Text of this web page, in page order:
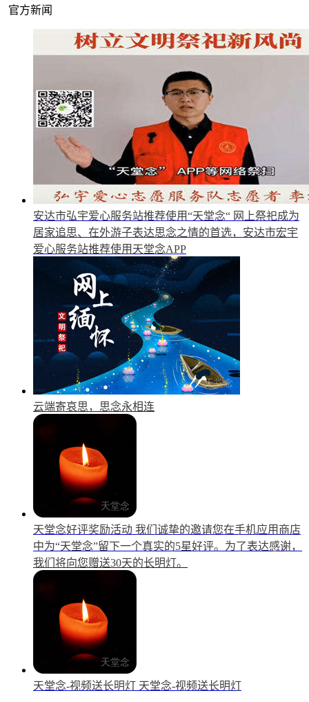
官方新闻
安达市弘宇爱心服务站推荐使用“天堂念“ 网上祭祀成为
居家追思、在外游子表达思念之情的首选，安达市宏宇
爱心服务站推荐使用天堂念APP
云端寄哀思，思念永相连
天堂念好评奖励活动 我们诚挚的邀请您在手机应用商店
中为“天堂念”留下一个真实的5星好评。为了表达感谢，
我们将向您赠送30天的长明灯。
天堂念-视频送长明灯 天堂念-视频送长明灯